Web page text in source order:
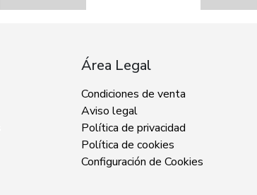
Área Legal
Condiciones de venta
Aviso legal
Política de privacidad
Política de cookies
Configuración de Cookies